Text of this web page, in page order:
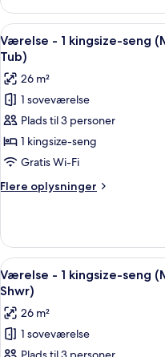
udsigt
til
bugt
suite
2
queensize-
senge
udsigt
til
bugt
Indlæs
alle
billeder
af
Værelse
-
1
kingsize-
seng
(Mobility/Hearing
Tub)
1
Værelse - 1 kingsize-seng
Tub)
26 m²
1 soveværelse
Plads til 3 personer
1 kingsize-seng
Gratis Wi-Fi
Flere oplysninger
Flere
-
kingsize-
seng
(Mobility/Hearing
Accessible,
Tub)
Indlæs
alle
billeder
af
Værelse
1
Værelse - 1 kingsize-seng
Shwr)
26 m²
1 soveværelse